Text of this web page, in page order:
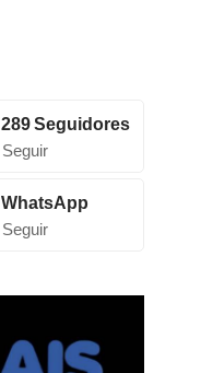
289Seguidores
Seguir
WhatsApp
Seguir